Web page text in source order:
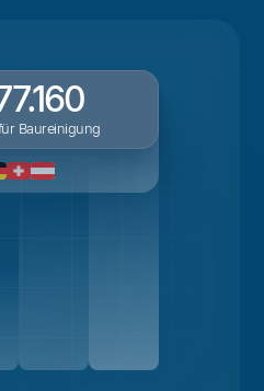
Baureinigung